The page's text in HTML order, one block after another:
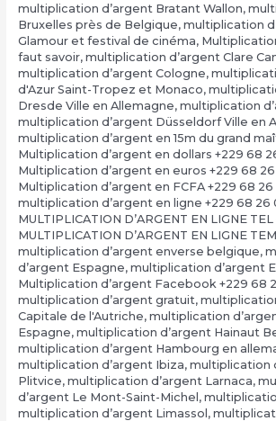
multiplication d’argent Bratant Wallon,
Bruxelles près de Belgique, multiplication
Glamour et festival de cinéma,
faut savoir, multiplication d’argent Clare
multiplication d’argent Cologne,
d'Azur Saint-Tropez et Monaco,
Dresde Ville en Allemagne, multiplication
multiplication d’argent Düsseldorf Ville en
multiplication d’argent en 15m du grand
Multiplication d’argent en dollars +229 68
Multiplication d’argent en euros +229 68
Multiplication d’argent en FCFA +229 68 26
multiplication d’argent en ligne +229 68 26
MULTIPLICATION D’ARGENT EN LIGNE
MULTIPLICATION D’ARGENT EN LIGNE
multiplication d’argent enverse belgique,
d’argent Espagne, multiplication d’argent
Multiplication d’argent Facebook +229 68
multiplication d’argent gratuit,
Capitale de l'Autriche, multiplication
Espagne, multiplication d’argent Hainaut
multiplication d’argent Hambourg en
multiplication d’argent Ibiza, multiplication
Plitvice, multiplication d’argent Larnaca,
d’argent Le Mont-Saint-Michel,
multiplication d’argent Limassol,